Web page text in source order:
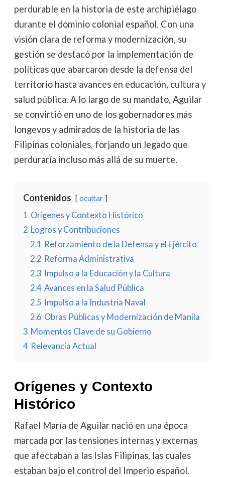
perdurable en la historia de este archipiélago
durante el dominio colonial español. Con una
visión clara de reforma y modernización, su
gestión se destacó por la implementación de
políticas que abarcaron desde la defensa del
territorio hasta avances en educación, cultura y
salud pública. A lo largo de su mandato, Aguilar
se convirtió en uno de los gobernadores más
longevos y admirados de la historia de las
Filipinas coloniales, forjando un legado que
perduraría incluso más allá de su muerte.
Contenidos ocultar
1 Orígenes y Contexto Histórico
2 Logros y Contribuciones
2.1 Reforzamiento de la Defensa y el Ejército
2.2 Reforma Administrativa
2.3 Impulso a la Educación y la Cultura
2.4 Avances en la Salud Pública
2.5 Impulso a la Industria Naval
2.6 Obras Públicas y Modernización de Manila
3 Momentos Clave de su Gobierno
4 Relevancia Actual
Orígenes y Contexto
Histórico
Rafael María de Aguilar nació en una época
marcada por las tensiones internas y externas
que afectaban a las Islas Filipinas, las cuales
estaban bajo el control del Imperio español.